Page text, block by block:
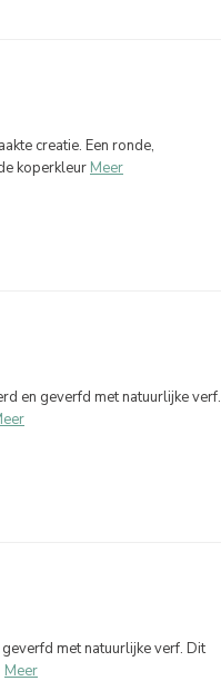
creatie. Een ronde,
koperkleur Meer
en geverfd met natuurlijke verf.
met natuurlijke verf. Dit
Meer